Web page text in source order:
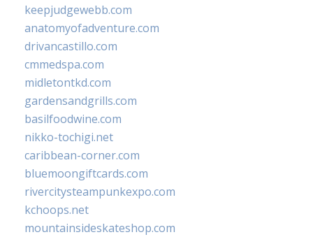
keepjudgewebb.com
anatomyofadventure.com
drivancastillo.com
cmmedspa.com
midletontkd.com
gardensandgrills.com
basilfoodwine.com
nikko-tochigi.net
caribbean-corner.com
bluemoongiftcards.com
rivercitysteampunkexpo.com
kchoops.net
mountainsideskateshop.com